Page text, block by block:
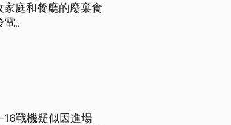
庭和餐廳的廢棄食
。
戰機疑似因進場